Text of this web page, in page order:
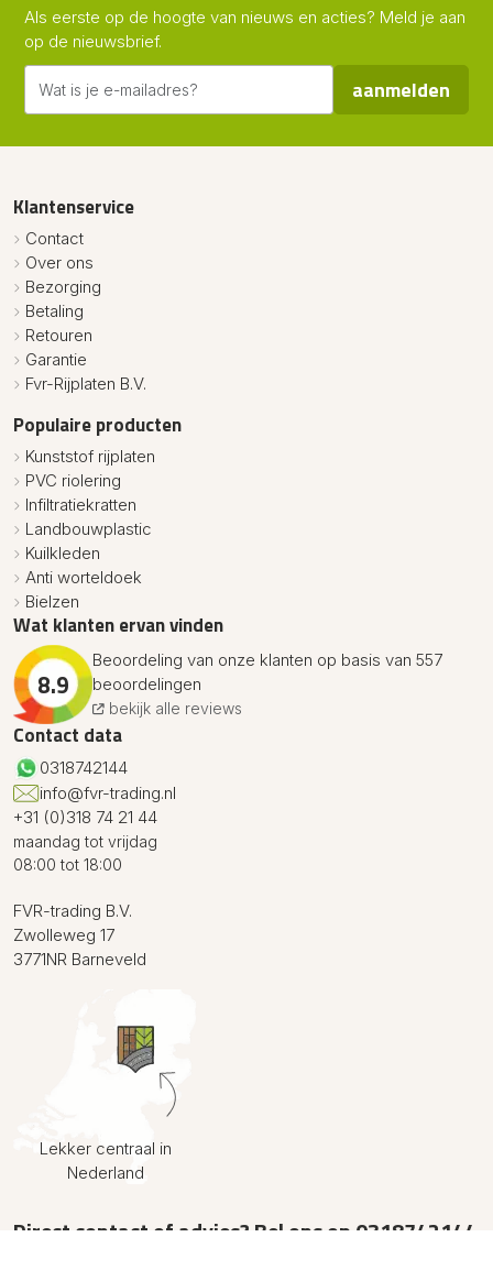
Als eerste op de hoogte van nieuws en acties? Meld je aan
op de nieuwsbrief.
aanmelden
Klantenservice
Contact
Over ons
Bezorging
Betaling
Retouren
Garantie
Fvr-Rijplaten B.V.
Populaire producten
Kunststof rijplaten
PVC riolering
Infiltratiekratten
Landbouwplastic
Kuilkleden
Anti worteldoek
Bielzen
Wat klanten ervan vinden
8.9
Beoordeling van onze klanten op basis van 557
beoordelingen
bekijk alle reviews
Contact data
0318742144
info@fvr-trading.nl
+31 (0)318 74 21 44
maandag tot vrijdag
08:00 tot 18:00
FVR-trading B.V.
Zwolleweg 17
3771NR Barneveld
Lekker centraal in
Nederland
Direct contact of advies? Bel ons op0318742144